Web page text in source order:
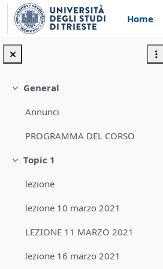
Skip to main content
Home
Collapse
General
Annunci
PROGRAMMA DEL CORSO
Collapse
Topic 1
lezione
lezione 10 marzo 2021
LEZIONE 11 MARZO 2021
lezione 16 marzo 2021